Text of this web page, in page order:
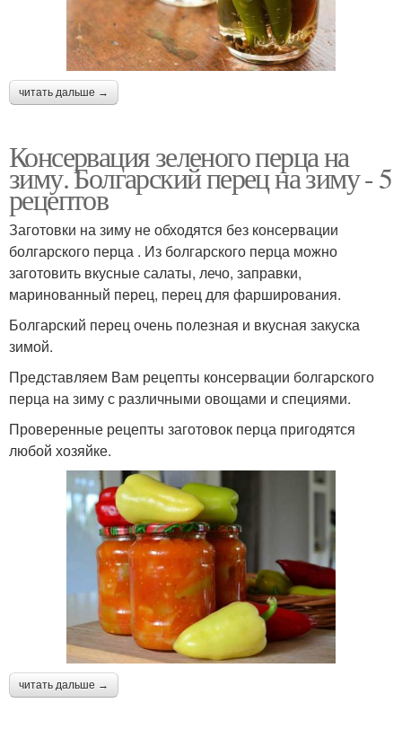
читать дальше →
Консервация зеленого перца на
зиму. Болгарский перец на зиму - 5
рецептов
Заготовки на зиму не обходятся без консервации
болгарского перца . Из болгарского перца можно
заготовить вкусные салаты, лечо, заправки,
маринованный перец, перец для фарширования.
Болгарский перец очень полезная и вкусная закуска
зимой.
Представляем Вам рецепты консервации болгарского
перца на зиму с различными овощами и специями.
Проверенные рецепты заготовок перца пригодятся
любой хозяйке.
читать дальше →